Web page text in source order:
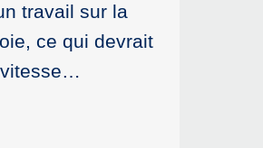
travail sur la
ce qui devrait
vitesse…